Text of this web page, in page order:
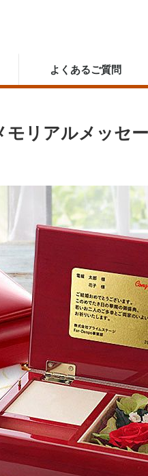
よくあるご質問
リアルメッセ